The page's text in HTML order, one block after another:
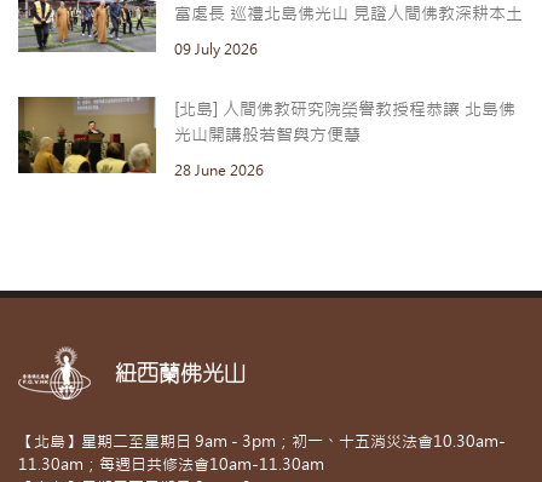
富處長 巡禮北島佛光山 見證人間佛教深耕本土
09 July 2026
[北島] 人間佛教研究院榮譽教授程恭讓 北島佛
光山開講般若智與方便慧
28 June 2026
紐西蘭佛光山
【北島】星期二至星期日 9am - 3pm；初一、十五消災法會10.30am-
11.30am；每週日共修法會10am-11.30am